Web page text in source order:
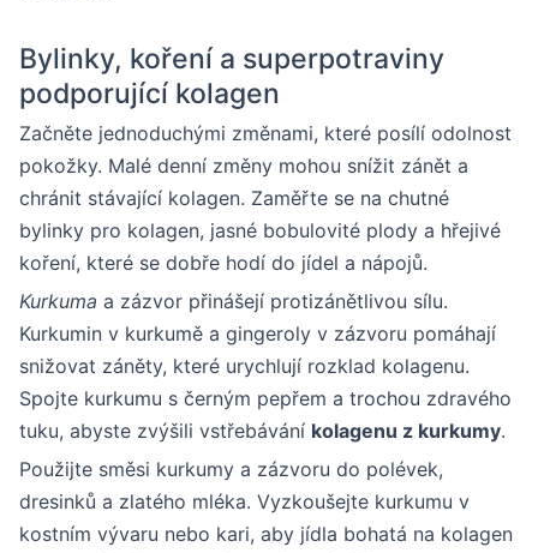
Bylinky, koření a superpotraviny
podporující kolagen
Začněte jednoduchými změnami, které posílí odolnost
pokožky. Malé denní změny mohou snížit zánět a
chránit stávající kolagen. Zaměřte se na chutné
bylinky pro kolagen, jasné bobulovité plody a hřejivé
koření, které se dobře hodí do jídel a nápojů.
Kurkuma a zázvor přinášejí protizánětlivou sílu.
Kurkumin v kurkumě a gingeroly v zázvoru pomáhají
snižovat záněty, které urychlují rozklad kolagenu.
Spojte kurkumu s černým pepřem a trochou zdravého
tuku, abyste zvýšili vstřebávání kolagenu z kurkumy.
Použijte směsi kurkumy a zázvoru do polévek,
dresinků a zlatého mléka. Vyzkoušejte kurkumu v
kostním vývaru nebo kari, aby jídla bohatá na kolagen